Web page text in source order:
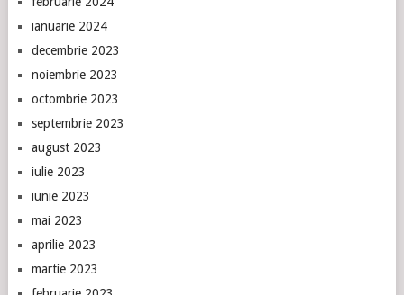
ianuarie 2024
decembrie 2023
noiembrie 2023
octombrie 2023
septembrie 2023
august 2023
iulie 2023
iunie 2023
mai 2023
aprilie 2023
martie 2023